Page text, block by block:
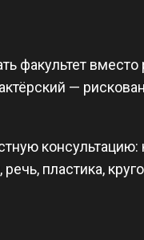
факультет
—
пластика,